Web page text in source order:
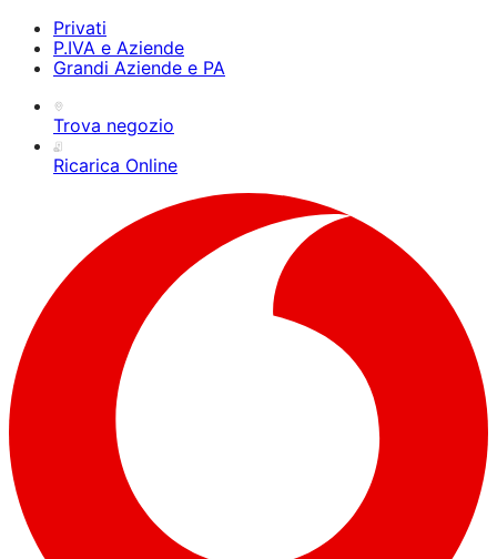
Privati
P.IVA e Aziende
Grandi Aziende e PA
Trova negozio
Ricarica Online